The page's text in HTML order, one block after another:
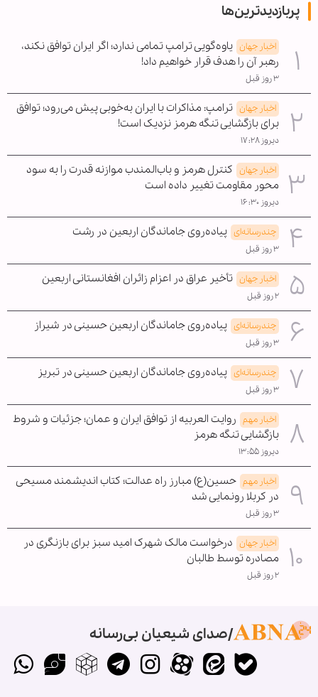
پربازدیدترین‌ها
اخبار جهان یاوه‌گویی ترامپ تمامی ندارد؛ اگر ایران توافق نکند،
رهبر آن را هدف قرار خواهیم داد!
۳ روز قبل
اخبار جهان ترامپ: مذاکرات با ایران به‌خوبی پیش می‌رود؛ توافق
برای بازگشایی تنگه هرمز نزدیک است!
دیروز ۱۷:۲۸
اخبار جهان کنترل هرمز و باب‌المندب موازنه قدرت را به سود
محور مقاومت تغییر داده است
دیروز ۱۶:۳۰
چندرسانه‌ای پیاده‌روی جاماندگان اربعین در رشت
۳ روز قبل
اخبار جهان تأخیر عراق در اعزام زائران افغانستانی اربعین
۲ روز قبل
چندرسانه‌ای پیاده‌روی جاماندگان اربعین حسینی در شیراز
۳ روز قبل
چندرسانه‌ای پیاده‌روی جاماندگان اربعین حسینی در تبریز
۳ روز قبل
اخبار مهم روایت العربیه از توافق ایران و عمان؛ جزئیات و شروط
بازگشایی تنگه هرمز
دیروز ۱۳:۵۵
اخبار مهم حسین(ع) مبارز راه عدالت؛ کتاب اندیشمند مسیحی
در کربلا رونمایی شد
۳ روز قبل
اخبار جهان درخواست مالک شهرک امید سبز برای بازنگری در
مصادره توسط طالبان
۲ روز قبل
صدای شیعیان بی‌رسانه